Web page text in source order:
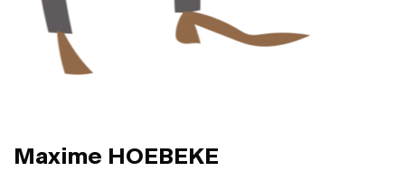
Maxime HOEBEKE